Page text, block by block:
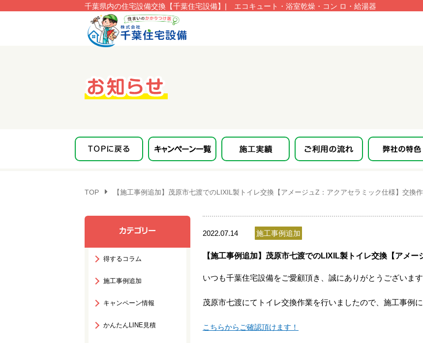
千葉県内の住宅設備交換【千葉住宅設備】| エコキュート・浴室乾燥・コン ロ・給湯器
TOP 【施工事例追加】茂原市七渡でのLIXIL製トイレ交換【アメージュZ：アクアセラミック仕様】交換
得するコラム
施工事例追加
キャンペーン情報
かんたんLINE見積
2022.07.14 施工事例追加
【施工事例追加】茂原市七渡でのLIXIL製トイレ交換【アメ
いつも千葉住宅設備をご愛顧頂き、誠にありがとうございます
茂原市七渡にてトイレ交換作業を行いましたので、施工事例
こちらからご確認頂けます！